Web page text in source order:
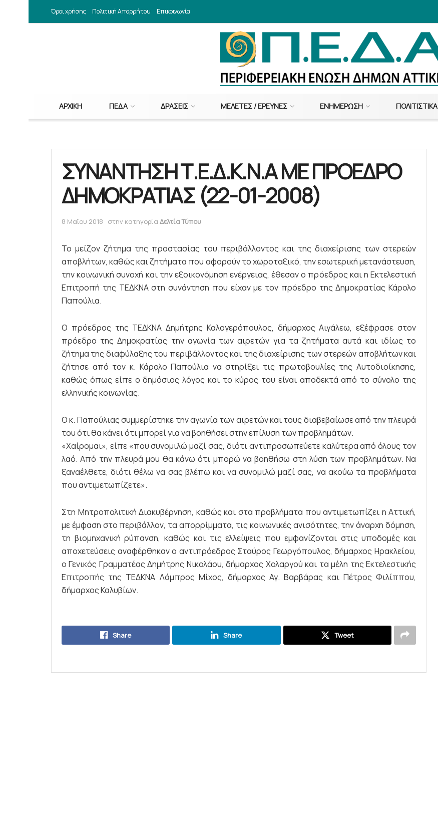
Όροι χρήσης Πολιτική Απορρήτου Επικοινωνία
ΑΡΧΙΚΉ ΠΕΔΑ ΔΡΆΣΕΙΣ ΜΕΛΈΤΕΣ / ΈΡΕΥΝΕΣ ΕΝΗΜΈΡΩΣΗ ΠΟΛΙΤΙΣΤΙΚΆ
ΣΥΝΑΝΤΗΣΗ Τ.Ε.Δ.Κ.Ν.Α ΜΕ ΠΡΟΕΔΡΟ
ΔΗΜΟΚΡΑΤΙΑΣ (22-01-2008)
8 Μαΐου 2018 στην κατηγορία Δελτία Τύπου
Το μείζον ζήτημα της προστασίας του περιβάλλοντος και της διαχείρισης των στερεών
αποβλήτων, καθώς και ζητήματα που αφορούν το χωροταξικό, την εσωτερική μετανάστευση,
την κοινωνική συνοχή και την εξοικονόμηση ενέργειας, έθεσαν ο πρόεδρος και η Εκτελεστική
Επιτροπή της ΤΕΔΚΝΑ στη συνάντηση που είχαν με τον πρόεδρο της Δημοκρατίας Κάρολο
Παπούλια.
Ο πρόεδρος της ΤΕΔΚΝΑ Δημήτρης Καλογερόπουλος, δήμαρχος Αιγάλεω, εξέφρασε στον
πρόεδρο της Δημοκρατίας την αγωνία των αιρετών για τα ζητήματα αυτά και ιδίως το
ζήτημα της διαφύλαξης του περιβάλλοντος και της διαχείρισης των στερεών αποβλήτων και
ζήτησε από τον κ. Κάρολο Παπούλια να στηρίξει τις πρωτοβουλίες της Αυτοδιοίκησης,
καθώς όπως είπε ο δημόσιος λόγος και το κύρος του είναι αποδεκτά από το σύνολο της
ελληνικής κοινωνίας.
Ο κ. Παπούλιας συμμερίστηκε την αγωνία των αιρετών και τους διαβεβαίωσε από την πλευρά
του ότι θα κάνει ότι μπορεί για να βοηθήσει στην επίλυση των προβλημάτων.
«Χαίρομαι», είπε «που συνομιλώ μαζί σας, διότι αντιπροσωπεύετε καλύτερα από όλους τον
λαό. Από την πλευρά μου θα κάνω ότι μπορώ να βοηθήσω στη λύση των προβλημάτων. Να
ξαναέλθετε, διότι θέλω να σας βλέπω και να συνομιλώ μαζί σας, να ακούω τα προβλήματα
που αντιμετωπίζετε».
Στη Μητροπολιτική Διακυβέρνηση, καθώς και στα προβλήματα που αντιμετωπίζει η Αττική,
με έμφαση στο περιβάλλον, τα απορρίμματα, τις κοινωνικές ανισότητες, την άναρχη δόμηση,
τη βιομηχανική ρύπανση, καθώς και τις ελλείψεις που εμφανίζονται στις υποδομές και
αποχετεύσεις αναφέρθηκαν ο αντιπρόεδρος Σταύρος Γεωργόπουλος, δήμαρχος Ηρακλείου,
ο Γενικός Γραμματέας Δημήτρης Νικολάου, δήμαρχος Χολαργού και τα μέλη της Εκτελεστικής
Επιτροπής της ΤΕΔΚΝΑ Λάμπρος Μίχος, δήμαρχος Αγ. Βαρβάρας και Πέτρος Φιλίππου,
δήμαρχος Καλυβίων.
Share Share Tweet